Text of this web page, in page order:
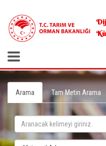
Arama Tam Metin Arama